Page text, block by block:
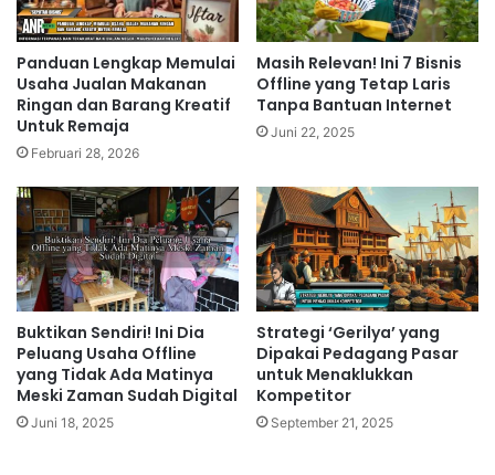
Panduan Lengkap Memulai
Usaha Jualan Makanan
Ringan dan Barang Kreatif
Untuk Remaja
Februari 28, 2026
Masih Relevan! Ini 7 Bisnis
Offline yang Tetap Laris
Tanpa Bantuan Internet
Juni 22, 2025
Buktikan Sendiri! Ini Dia
Peluang Usaha Offline
yang Tidak Ada Matinya
Meski Zaman Sudah Digital
Juni 18, 2025
Strategi ‘Gerilya’ yang
Dipakai Pedagang Pasar
untuk Menaklukkan
Kompetitor
September 21, 2025